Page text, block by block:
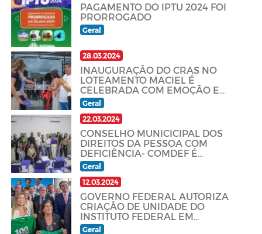
PAGAMENTO DO IPTU 2024 FOI
PRORROGADO
Geral
28.03.2024
INAUGURAÇÃO DO CRAS NO
LOTEAMENTO MACIEL É
CELEBRADA COM EMOÇÃO E
COMPROMISSO SOCIAL
Geral
22.03.2024
CONSELHO MUNICICIPAL DOS
DIREITOS DA PESSOA COM
DEFICIÊNCIA- COMDEF É
IMPLANTADO EM QUEIMADAS
Geral
12.03.2024
GOVERNO FEDERAL AUTORIZA
CRIAÇÃO DE UNIDADE DO
INSTITUTO FEDERAL EM
QUEIMADAS
Geral